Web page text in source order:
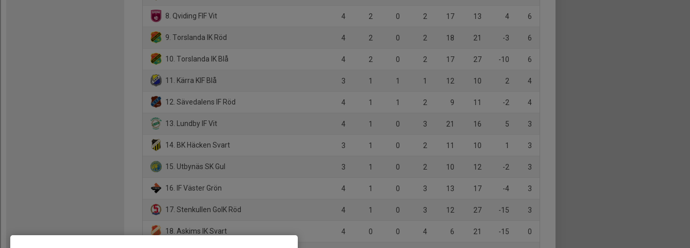
8. Qviding FIF Vit 4 2 0 2 17 13 4 6
9. Torslanda IK Röd 4 2 0 2 18 21 -3 6
10. Torslanda IK Blå 4 2 0 2 17 27 -10 6
11. Kärra KIF Blå 3 1 1 1 12 10 2 4
12. Sävedalens IF Röd 4 1 1 2 9 11 -2 4
13. Lundby IF Vit 4 1 0 3 21 16 5 3
14. BK Häcken Svart 3 1 0 2 11 10 1 3
15. Utbynäs SK Gul 3 1 0 2 10 12 -2 3
16. IF Väster Grön 4 1 0 3 13 17 -4 3
17. Stenkullen GoIK Röd 4 1 0 3 12 27 -15 3
18. Askims IK Svart 4 0 0 4 6 21 -15 0